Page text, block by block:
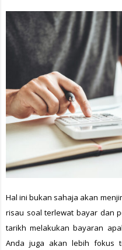
Hal ini bukan sahaja akan
risau soal terlewat bayar dan
tarikh melakukan bayaran
Anda juga akan lebih fokus